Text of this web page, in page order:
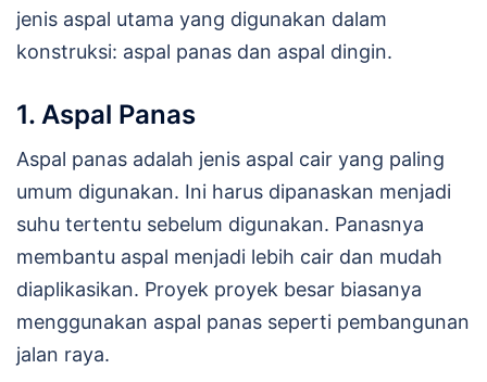
jenis aspal utama yang digunakan dalam
konstruksi: aspal panas dan aspal dingin.
1. Aspal Panas
Aspal panas adalah jenis aspal cair yang paling
umum digunakan. Ini harus dipanaskan menjadi
suhu tertentu sebelum digunakan. Panasnya
membantu aspal menjadi lebih cair dan mudah
diaplikasikan. Proyek proyek besar biasanya
menggunakan aspal panas seperti pembangunan
jalan raya.